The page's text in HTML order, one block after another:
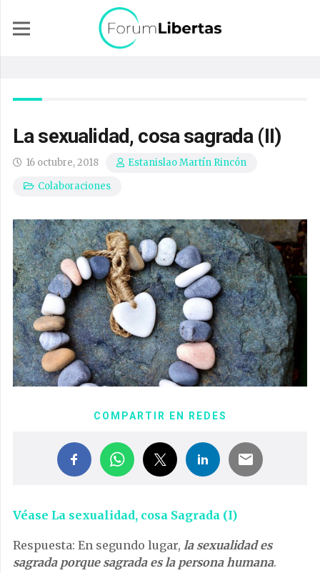
La sexualidad, cosa sagrada (II)
16 octubre, 2018
Estanislao Martín Rincón
Colaboraciones
COMPARTIR EN REDES
Véase La sexualidad, cosa Sagrada (I)
Respuesta: En segundo lugar, la sexualidad es
sagrada porque sagrada es la persona humana.